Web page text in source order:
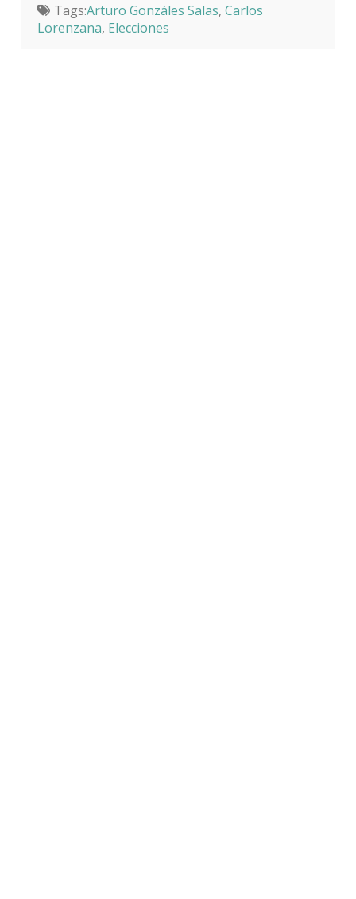
Tags:Arturo Gonzáles Salas, Carlos
Lorenzana, Elecciones